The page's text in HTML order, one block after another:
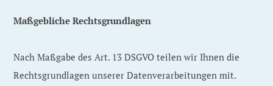
Maßgebliche Rechtsgrundlagen
Nach Maßgabe des Art. 13 DSGVO teilen wir Ihnen die
Rechtsgrundlagen unserer Datenverarbeitungen mit.